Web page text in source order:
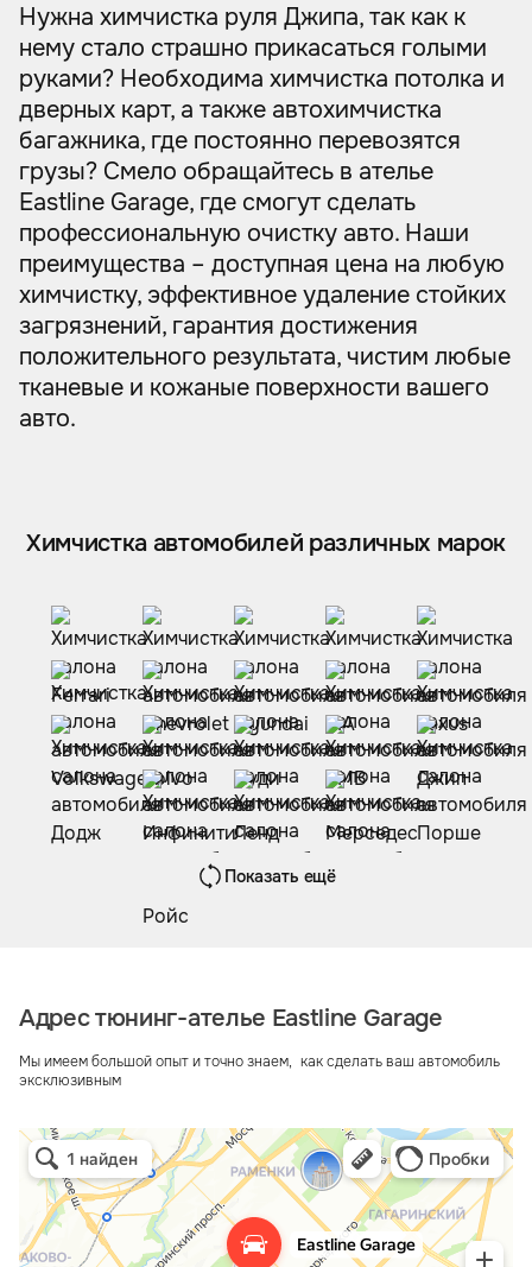
Нужна химчистка руля Джипа, так как к
нему стало страшно прикасаться голыми
руками? Необходима химчистка потолка и
дверных карт, а также автохимчистка
багажника, где постоянно перевозятся
грузы? Смело обращайтесь в ателье
Eastline Garage, где смогут сделать
профессиональную очистку авто. Наши
преимущества – доступная цена на любую
химчистку, эффективное удаление стойких
загрязнений, гарантия достижения
положительного результата, чистим любые
тканевые и кожаные поверхности вашего
авто.
Химчистка автомобилей различных марок
Показать ещё
Адрес тюнинг-ателье Eastline Garage
Мы имеем большой опыт и точно знаем, как сделать ваш автомобиль
эксклюзивным